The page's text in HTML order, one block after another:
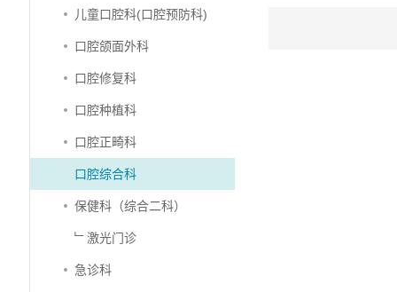
儿童口腔科(口腔预防科)
口腔颌面外科
口腔修复科
口腔种植科
口腔正畸科
口腔综合科
保健科（综合二科）
﹂激光门诊
急诊科